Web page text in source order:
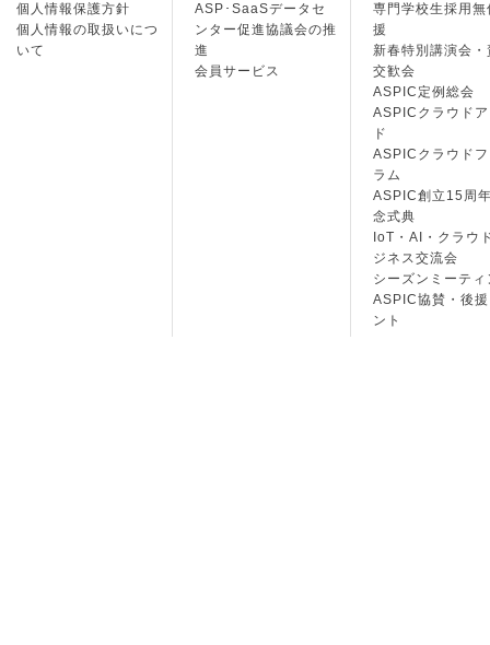
個人情報保護方針
個人情報の取扱いにつ
いて
ASP･SaaSデータセ
ンター促進協議会の推
進
会員サービス
専門学校生採用無
援
新春特別講演会・
交歓会
ASPIC定例総会
ASPICクラウド
ド
ASPICクラウド
ラム
ASPIC創立15周
念式典
IoT・AI・クラウ
ジネス交流会
シーズンミーティ
ASPIC協賛・後
ント